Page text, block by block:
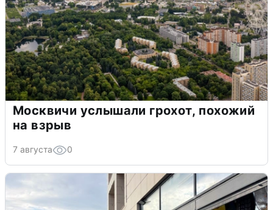
Москвичи услышали грохот, похожий
на взрыв
7 августа 0